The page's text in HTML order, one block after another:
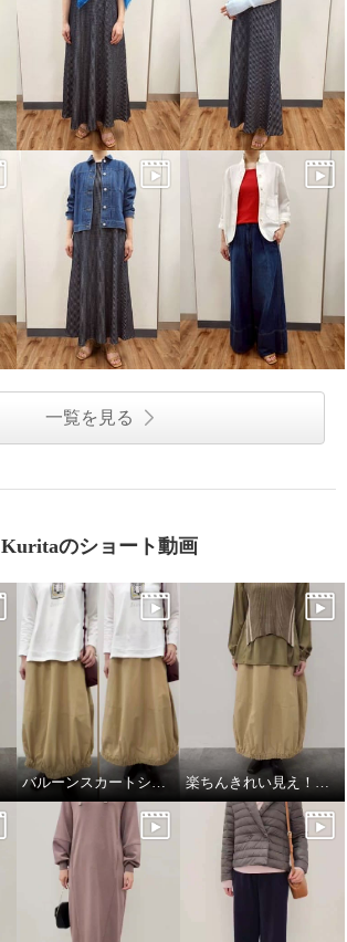
一覧を見る
Kuritaのショート動画
バルーンスカートシルエット比較 楽ちんきれい見え！春コーデ